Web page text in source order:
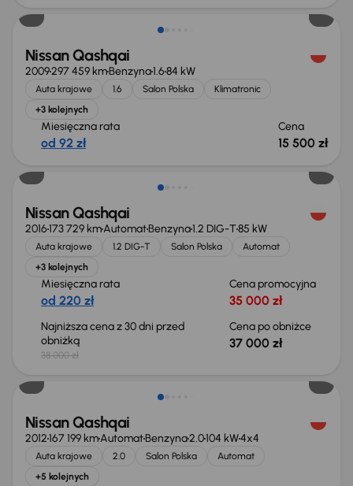
Nissan Qashqai
2009297 459 kmBenzyna1.684 kW
Auta krajowe 1.6 Salon Polska
Klimatronic
+3 kolejnych
Miesięczna rata
od 92 zł
Cena
15 500 zł
Świeżo skupione
Nissan Qashqai
2016173 729 kmAutomatBenzyna1.2 DIG-T85 kW
Auta krajowe 1.2 DIG-T Salon Polska
Automat
+3 kolejnych
Miesięczna rata
od 220 zł
Cena promocyjna
35 000 zł
Najniższa cena z 30 dni przed
obniżką
38 000 zł
Cena po obniżce
37 000 zł
Świeżo skupione
Nissan Qashqai
2012167 199 kmAutomatBenzyna2.0104 kW4x4
Auta krajowe 2.0 Salon Polska
Automat
+5 kolejnych